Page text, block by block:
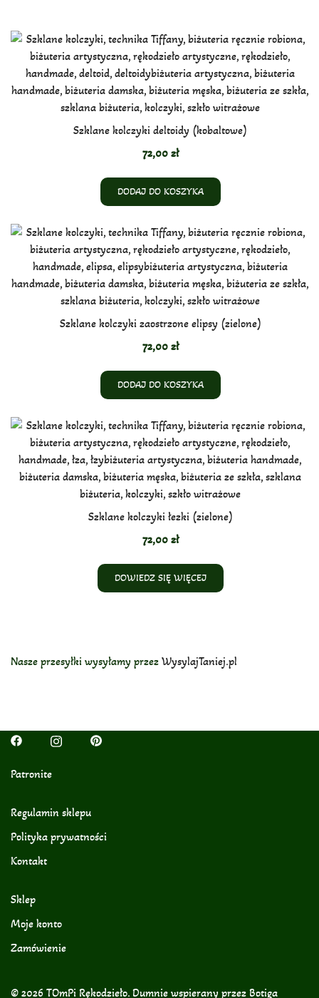
Szklane kolczyki deltoidy (kobaltowe)
72,00 zł
DODAJ DO KOSZYKA
Szklane kolczyki zaostrzone elipsy (zielone)
72,00 zł
DODAJ DO KOSZYKA
Szklane kolczyki łezki (zielone)
72,00 zł
DOWIEDZ SIĘ WIĘCEJ
Nasze przesyłki wysyłamy przez WysylajTaniej.pl
Patronite
Regulamin sklepu
Polityka prywatności
Kontakt
Sklep
Moje konto
Zamówienie
© 2026 TOmPi Rękodzieło. Dumnie wspierany przez Botiga